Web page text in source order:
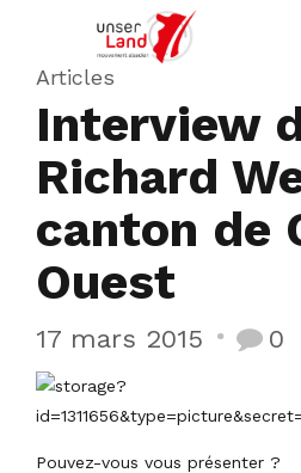
Articles
Interview
Richard
canton de
Ouest
17 mars 2015 0
Pouvez-vous vous présenter ?